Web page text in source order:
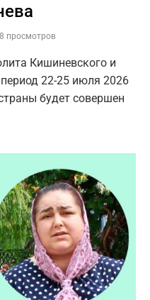
просмотров
Кишиневского и
22-25 июля 2026
будет совершен